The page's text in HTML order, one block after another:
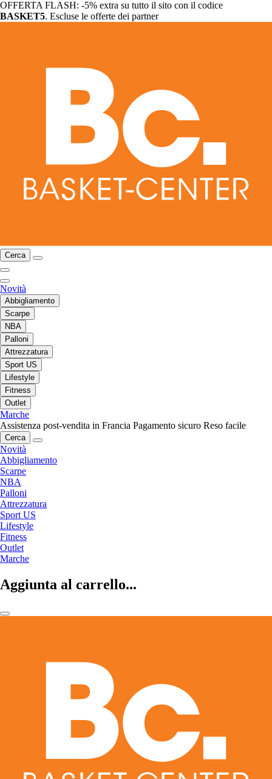
OFFERTA FLASH: -5% extra su tutto il sito con il codice
BASKET5. Escluse le offerte dei partner
Cerca
Novità
Abbigliamento
Scarpe
NBA
Palloni
Attrezzatura
Sport US
Lifestyle
Fitness
Outlet
Marche
Assistenza post-vendita in Francia Pagamento sicuro Reso facile
Cerca
Novità
Abbigliamento
Scarpe
NBA
Palloni
Attrezzatura
Sport US
Lifestyle
Fitness
Outlet
Marche
Aggiunta al carrello...